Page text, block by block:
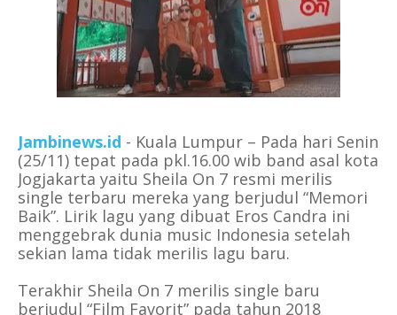
Jambinews.id - Kuala Lumpur – Pada hari Senin
(25/11) tepat pada pkl.16.00 wib band asal kota
Jogjakarta yaitu Sheila On 7 resmi merilis
single terbaru mereka yang berjudul “Memori
Baik”. Lirik lagu yang dibuat Eros Candra ini
menggebrak dunia music Indonesia setelah
sekian lama tidak merilis lagu baru.
Terakhir Sheila On 7 merilis single baru
berjudul “Film Favorit” pada tahun 2018